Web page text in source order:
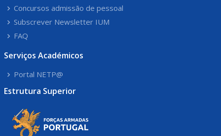
Concursos admissão de pessoal
Subscrever Newsletter IUM
FAQ
Serviços Académicos
Portal NETP@
Estrutura Superior